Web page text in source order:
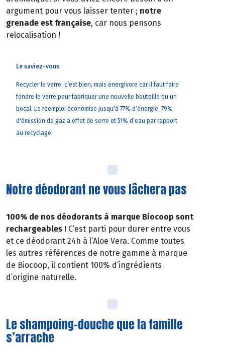
argument pour vous laisser tenter ; notre
grenade est française, car nous pensons
relocalisation !
Le saviez-vous
Recycler le verre, c’est bien, mais énergivore car il faut faire
fondre le verre pour fabriquer une nouvelle bouteille ou un
bocal. Le réemploi économise jusqu'à 77% d’énergie, 79%
d'émission de gaz à effet de serre et 51% d’eau par rapport
au recyclage.
Notre déodorant ne vous lâchera pas
100% de nos déodorants à marque Biocoop sont
rechargeables ! C’est parti pour durer entre vous
et ce déodorant 24h à l’Aloe Vera. Comme toutes
les autres références de notre gamme à marque
de Biocoop, il contient 100% d’ingrédients
d’origine naturelle.
Le shampoing-douche que la famille
s’arrache